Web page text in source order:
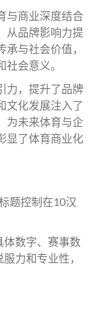
与商业深度结合
从品牌影响力提
与社会价值，
会意义。
力，提升了品牌
文化发展注入了
为未来体育与企
显了体育商业化
题控制在10汉
体数字、赛事数
力和专业性，